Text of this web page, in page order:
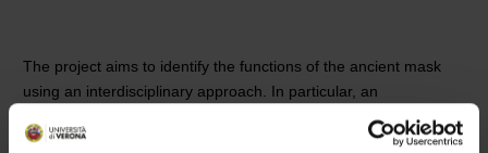
The project aims to identify the functions of the ancient mask
using an interdisciplinary approach. In particular, an
investigation into the theatrical mask will be conducted in the
context of the anthropology of the stage gesture, based on